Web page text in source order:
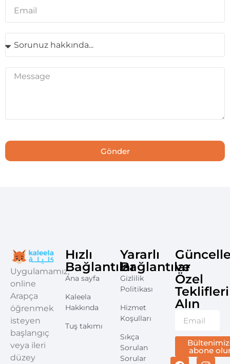
Gönder
Uygulamamız,
online
Arapça
öğrenmek
isteyen
başlangıç
veya ileri
düzey
Hızlı
Bağlantılar
Ana sayfa
Kaleela
Hakkında
Tuş takımı
Yararlı
Bağlantılar
Gizlilik
Politikası
Hizmet
Koşulları
Sıkça
Sorulan
Sorular
ve
Özel
Teklifleri
Alın
abone